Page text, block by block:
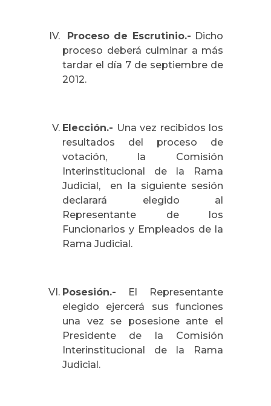
Proceso de Escrutinio.- Dicho
proceso deberá culminar a más
tardar el día 7 de septiembre de
2012.
Elección.- Una vez recibidos los
resultados del proceso de
votación, la Comisión
Interinstitucional de la Rama
Judicial, en la siguiente sesión
declarará elegido al
Representante de los
Funcionarios y Empleados de la
Rama Judicial.
Posesión.- El Representante
elegido ejercerá sus funciones
una vez se posesione ante el
Presidente de la Comisión
Interinstitucional de la Rama
Judicial.